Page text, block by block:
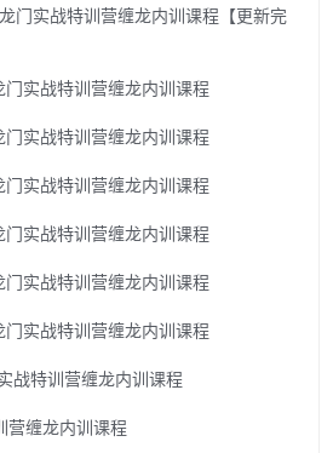
门实战特训营缠龙内训课程【更新完
实战特训营缠龙内训课程
实战特训营缠龙内训课程
实战特训营缠龙内训课程
实战特训营缠龙内训课程
实战特训营缠龙内训课程
实战特训营缠龙内训课程
战特训营缠龙内训课程
营缠龙内训课程